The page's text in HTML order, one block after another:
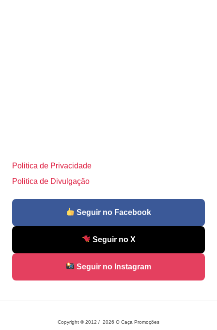
Politica de Privacidade
Politica de Divulgação
Seguir no Facebook
Seguir no X
Seguir no Instagram
Copyright © 2012 / 2026 O Caça Promoções